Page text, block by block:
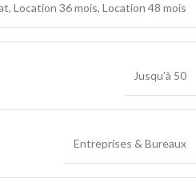
, Location 36 mois, Location 48 mois
Jusqu’à 50
Entreprises & Bureaux